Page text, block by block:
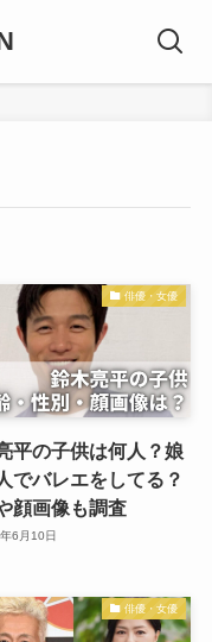
俳優・女優
平の子供は何人？娘
でバレエをしてる？
顔画像も調査
6月10日
俳優・女優